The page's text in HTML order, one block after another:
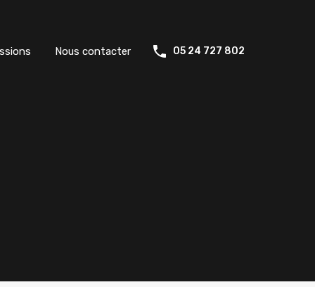
Nous contacter 05 24 727 802